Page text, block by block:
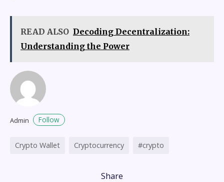
Share
READ ALSO Decoding Decentralization:
Understanding the Power
Admin Follow
Crypto Wallet Cryptocurrency #crypto